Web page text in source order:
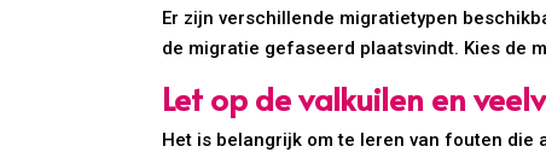
Er zijn verschillende migratietypen
de migratie gefaseerd plaatsvindt. Kies de
Let op de valkuilen en
Het is belangrijk om te leren van fouten die